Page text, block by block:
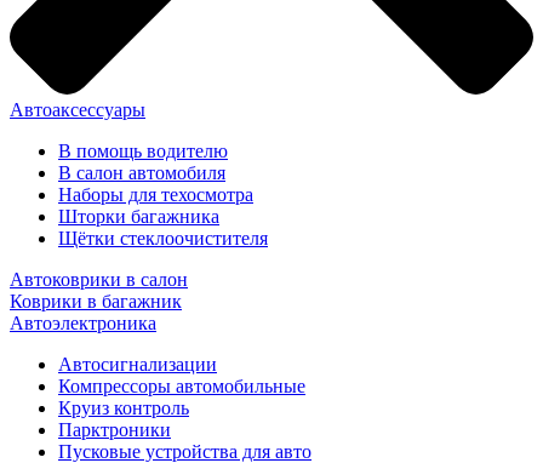
Автоаксессуары
В помощь водителю
В салон автомобиля
Наборы для техосмотра
Шторки багажника
Щётки стеклоочистителя
Автоковрики в салон
Коврики в багажник
Автоэлектроника
Автосигнализации
Компрессоры автомобильные
Круиз контроль
Парктроники
Пусковые устройства для авто